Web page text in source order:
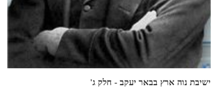
ישיבת נוה ארץ בבאר יעקב - חלק ג'